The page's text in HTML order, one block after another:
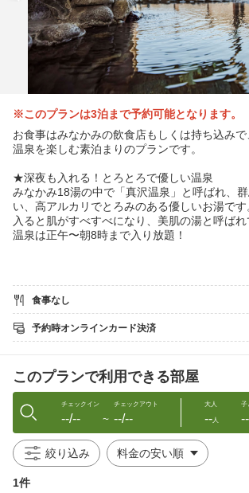
※このプランは3泊まで予約可能となります。
お食事はみなかみの飲食店もしくは持ち込み
温泉を楽しむ素泊まりのプランです。
★深夜も入れる！とろとろで優しい温泉
みなかみ18湯の中で「真沢温泉」と呼ばれ、
い、高アルカリでとろみのある優しいお湯です
入ると肌がすべすべになり、美肌の湯と呼ばれ
温泉は正午〜朝8時まで入り放題！
本プランは素泊まり限定ですが、食材や飲み
できます。
カセットコンロや調理器具一式、電子レンジ、
ご利用いただけますで、囲炉裏スペースでお好
楽しむことができます。
★チェックイン後の門限なし
チェックイン時に玄関の施錠番号をお伝えい
でお戻りいただく必要はございません。
夜は街灯が少なく暗いため、お気をつけてお戻
★一人旅にもおすすめ！
1部屋に4個室のドミトリータイプで、水回りや
となります。
食事なし
予約時オンラインカード決済
このプランで利用できる部屋
チェックイン
--/-- 〜
チェックアウト
--/--
大人
--人
子
--
絞り込み
1件